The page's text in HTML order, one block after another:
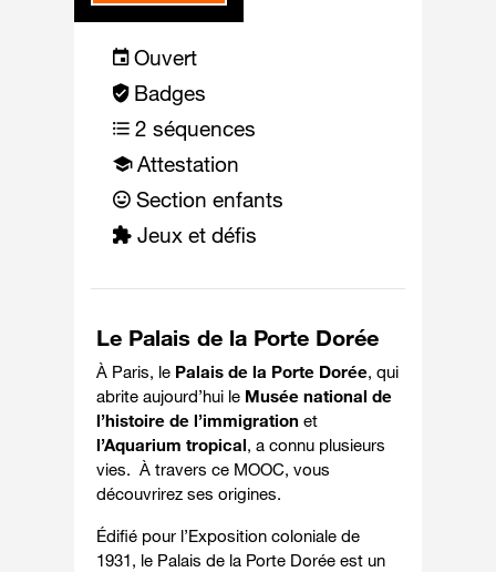
Ouvert
Badges
2 séquences
Attestation
Section enfants
Jeux et défis
Le Palais de la Porte Dorée
À Paris, le Palais de la Porte Dorée, qui
abrite aujourd’hui le Musée national de
l’histoire de l’immigrationet
l’Aquarium tropical, a connu plusieurs
vies. À travers ce MOOC, vous
découvrirez ses origines.
Édifié pour l’Exposition coloniale de
1931, le Palais de la Porte Dorée est un